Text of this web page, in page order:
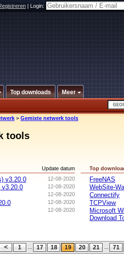
|Login:
Top downloads Meer
> Gemixte netwerk tools
tools
Update datum
12-08-2020
v3.20.0
12-08-2020
v3.20.0
12-08-2020
12-08-2020
12-08-2020
Top
FreeNAS
WebSite-
Connectify
TCPView
Microsoft
Download
1 ... 17 18 19 20 21 ... 71